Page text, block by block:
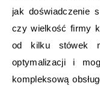
jak doświadczenie
czy wielkość firmy
od kilku stówek
optymalizacji i
kompleksową